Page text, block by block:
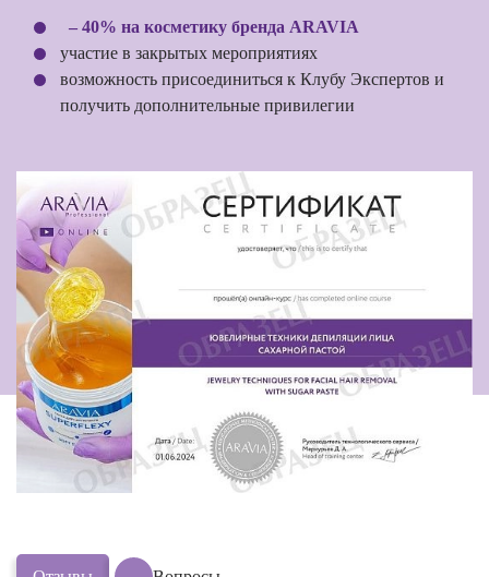
– 40% на косметику бренда ARAVIA
участие в закрытых мероприятиях
возможность присоединиться к Клубу Экспертов и
получить дополнительные привилегии